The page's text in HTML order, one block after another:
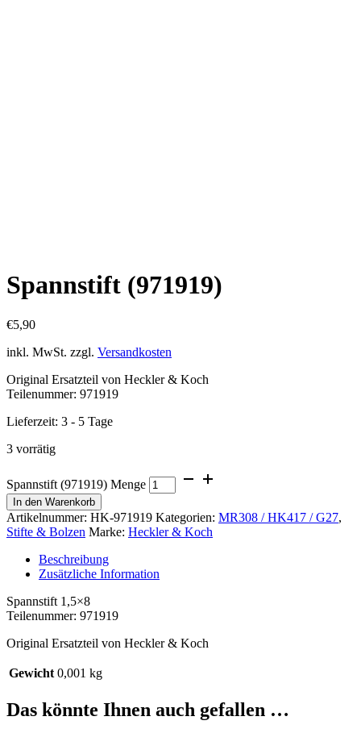
Spannstift (971919)
€5,90
inkl. MwSt. zzgl. Versandkosten
Original Ersatzteil von Heckler & Koch
Teilenummer: 971919
Lieferzeit: 3 - 5 Tage
3 vorrätig
Spannstift (971919) Menge
In den Warenkorb
Artikelnummer: HK-971919 Kategorien: MR308 / HK417 / G27,
Stifte & Bolzen Marke: Heckler & Koch
Beschreibung
Zusätzliche Information
Spannstift 1,5×8
Teilenummer: 971919
Original Ersatzteil von Heckler & Koch
Gewicht 0,001 kg
Das könnte Ihnen auch gefallen …